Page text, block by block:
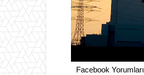
Facebook Yorumları